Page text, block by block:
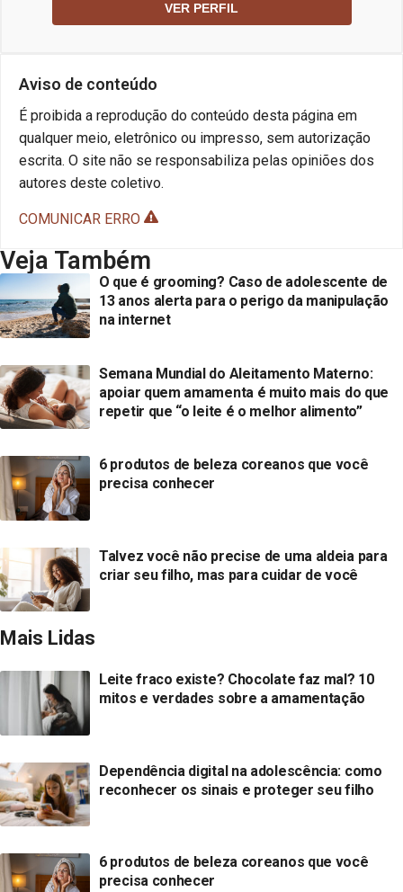
VER PERFIL
Aviso de conteúdo
É proibida a reprodução do conteúdo desta página em
qualquer meio, eletrônico ou impresso, sem autorização
escrita. O site não se responsabiliza pelas opiniões dos
autores deste coletivo.
COMUNICAR ERRO
Veja Também
O que é grooming? Caso de adolescente de
13 anos alerta para o perigo da manipulação
na internet
Semana Mundial do Aleitamento Materno:
apoiar quem amamenta é muito mais do que
repetir que “o leite é o melhor alimento”
6 produtos de beleza coreanos que você
precisa conhecer
Talvez você não precise de uma aldeia para
criar seu filho, mas para cuidar de você
Mais Lidas
Leite fraco existe? Chocolate faz mal? 10
mitos e verdades sobre a amamentação
Dependência digital na adolescência: como
reconhecer os sinais e proteger seu filho
6 produtos de beleza coreanos que você
precisa conhecer